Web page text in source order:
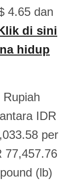
4.65 dan
di sini
hidup
IDR
per
77,457.76
(lb)